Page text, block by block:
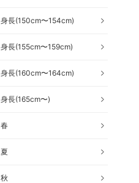
身長(150cm〜154cm)
身長(155cm〜159cm)
身長(160cm〜164cm)
身長(165cm〜)
春
夏
秋